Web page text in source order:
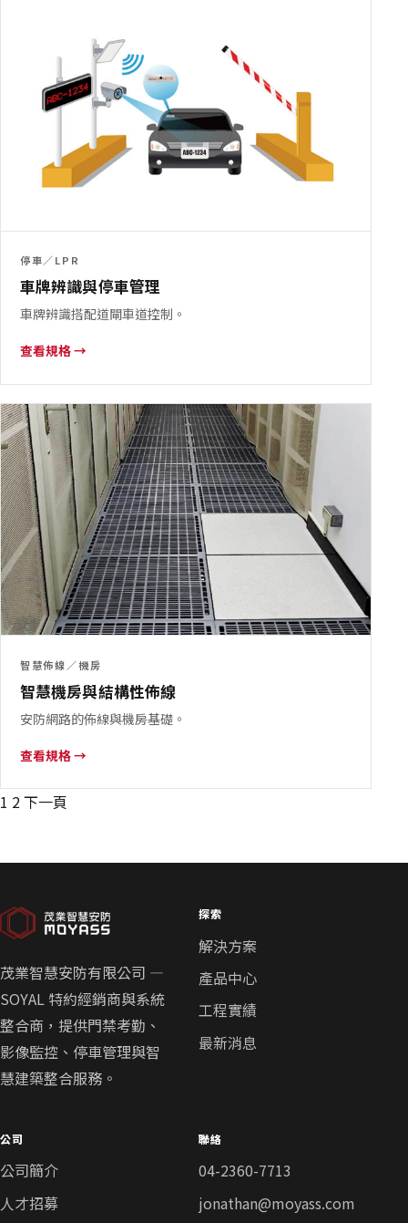
停車／LPR
車牌辨識與停車管理
車牌辨識搭配道閘車道控制。
查看規格 →
智慧佈線／機房
智慧機房與結構性佈線
安防網路的佈線與機房基礎。
查看規格 →
文
1 2下一頁
茂業智慧安防有限公司 —
SOYAL 特約經銷商與系統
整合商，提供門禁考勤、
影像監控、停車管理與智
慧建築整合服務。
探索
解決方案
產品中心
工程實績
最新消息
公司
公司簡介
人才招募
聯絡
04-2360-7713
jonathan@moyass.com